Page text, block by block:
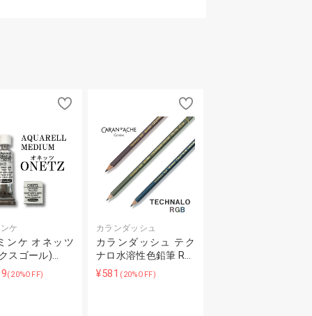
ケ
ンケ オネッツ
スゴール)…
(20%OFF)
カランダッシュ
カランダッシュ テク
ナロ水溶性色鉛筆 R…
¥581 (20%OFF)